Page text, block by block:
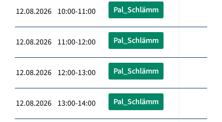
12.08.2026 10:00-11:00 Pal_Schlämm
12.08.2026 11:00-12:00 Pal_Schlämm
12.08.2026 12:00-13:00 Pal_Schlämm
12.08.2026 13:00-14:00 Pal_Schlämm